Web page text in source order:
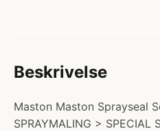
Beskrivelse
Maston Maston Sprayseal
SPRAYMALING > SPECIAL